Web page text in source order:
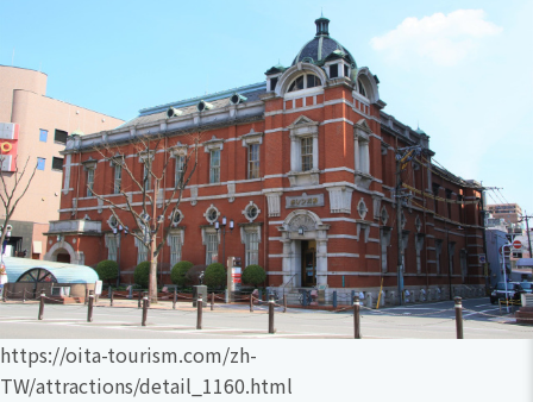
https://oita-tourism.com/zh-
TW/attractions/detail_1160.html